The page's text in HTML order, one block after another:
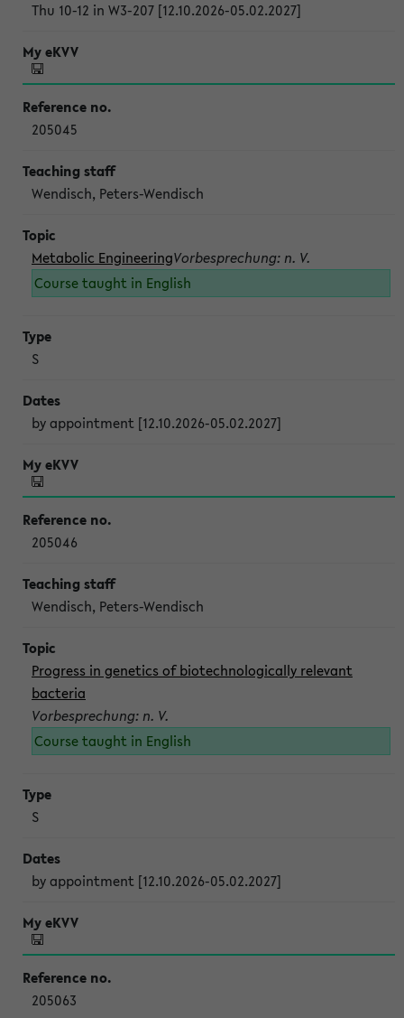
Thu 10-12 in W3-207 [12.10.2026-05.02.2027]
205045
Wendisch, Peters-Wendisch
Metabolic EngineeringVorbesprechung: n. V.
Course taught in English
S
by appointment [12.10.2026-05.02.2027]
205046
Wendisch, Peters-Wendisch
Progress in genetics of biotechnologically relevant
bacteria
Vorbesprechung: n. V.
Course taught in English
S
by appointment [12.10.2026-05.02.2027]
205063